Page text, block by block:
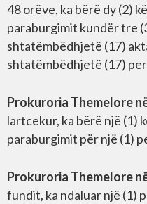
48 orëve, ka bërë dy (2)
paraburgimit kundër tre
shtatëmbëdhjetë (17)
shtatëmbëdhjetë (17)
Prokuroria Themelore
lartcekur, ka bërë një (1)
paraburgimit për një (1)
Prokuroria Themelore
fundit, ka ndaluar një (1)